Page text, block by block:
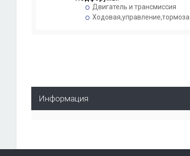
Двигатель и трансмиссия
Ходовая,управление,тормоза
Информация